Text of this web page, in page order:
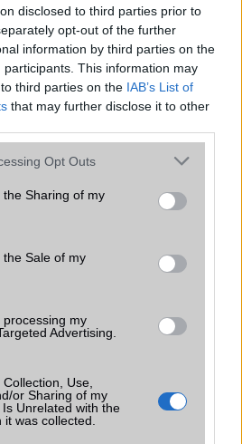
disclosed to third parties prior to
opt-out of the further
information by third parties on the
participants. This information may
third parties on the IAB’s List of
that may further disclose it to other
app uses one or more Google
usage behaviour. You may click to
Google and its third-party tags to
purposes in below Google
Opt Outs
Sharing of my
Sale of my
my
Advertising.
Use,
or Sharing of my
Unrelated with the
was collected.
bemutató dátum - ekkor
leplet az Apple az új
| Phone Arena
az iPhone 18 Pro modellek
hajlítható iPhone Ultra is
az áremelésekről szóló
beárnyékolják a rajtot.
rejtett automatizmusai: hat
észrevétlenül könnyíti
| Android Police
esküszik, pedig az
intelligens funkciókat kínál,
Samsung funkció teljesen
tudnak róla
| Android Central
leghasznosabb funkció, amely